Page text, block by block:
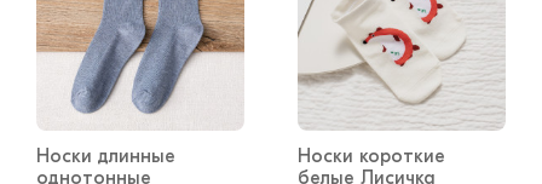
Носки длинные
однотонные
Носки короткие
белые Лисичка